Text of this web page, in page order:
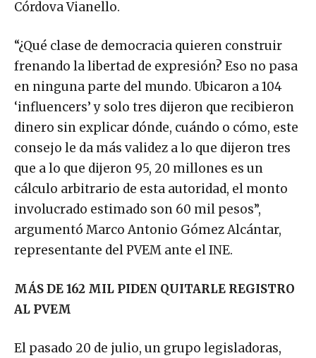
Córdova Vianello.
“¿Qué clase de democracia quieren construir
frenando la libertad de expresión? Eso no pasa
en ninguna parte del mundo. Ubicaron a 104
‘influencers’ y solo tres dijeron que recibieron
dinero sin explicar dónde, cuándo o cómo, este
consejo le da más validez a lo que dijeron tres
que a lo que dijeron 95, 20 millones es un
cálculo arbitrario de esta autoridad, el monto
involucrado estimado son 60 mil pesos”,
argumentó Marco Antonio Gómez Alcántar,
representante del PVEM ante el INE.
MÁS DE 162 MIL PIDEN QUITARLE REGISTRO
AL PVEM
El pasado 20 de julio, un grupo legisladoras,